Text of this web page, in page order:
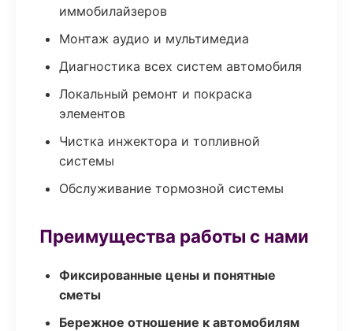
иммобилайзеров
Монтаж аудио и мультимедиа
Диагностика всех систем автомобиля
Локальный ремонт и покраска
элементов
Чистка инжектора и топливной
системы
Обслуживание тормозной системы
Преимущества работы с нами
Фиксированные цены и понятные
сметы
Бережное отношение к автомобилям